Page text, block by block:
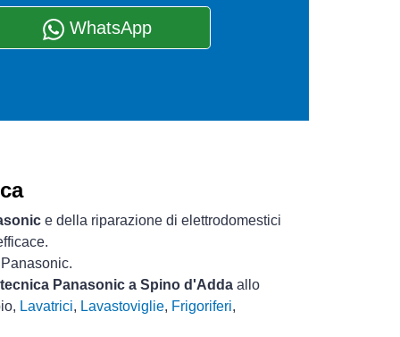
WhatsApp
e della riparazione di elettrodomestici
Panasonic a Spino d'Adda allo
Lavatrici, Lavastoviglie, Frigoriferi,